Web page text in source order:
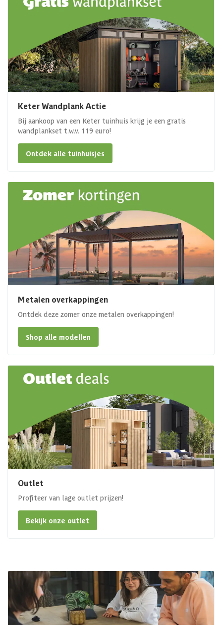
Keter Wandplank Actie
Bij aankoop van een Keter tuinhuis krijg je een gratis
wandplankset t.w.v. 119 euro!
Ontdek alle tuinhuisjes
Metalen overkappingen
Ontdek deze zomer onze metalen overkappingen!
Shop alle modellen
Outlet
Profiteer van lage outlet prijzen!
Bekijk onze outlet